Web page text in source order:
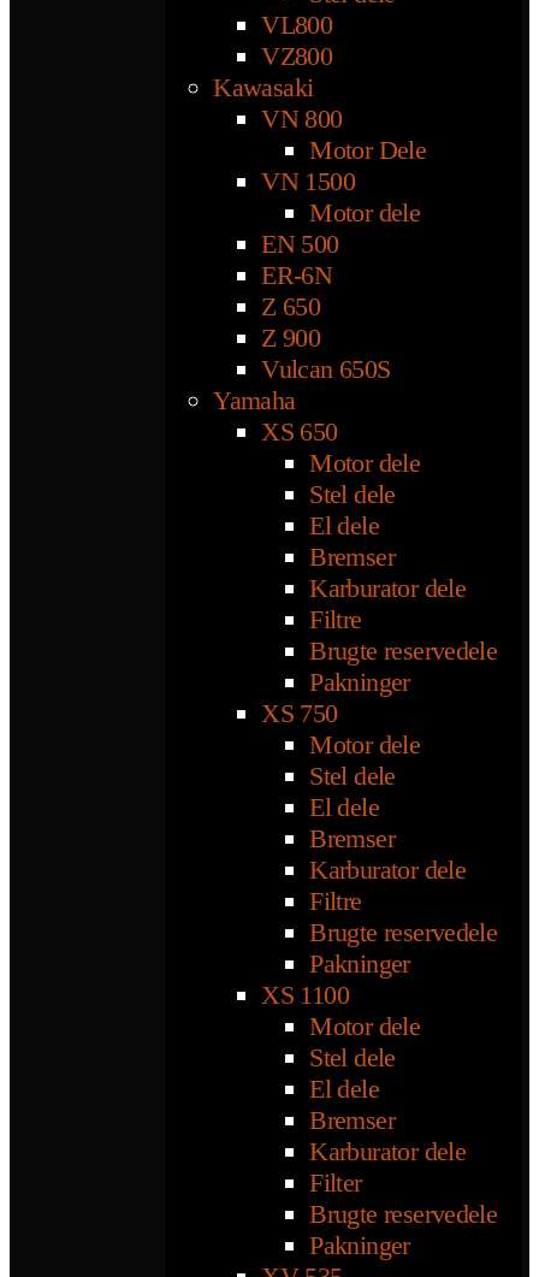
VL800
VZ800
Kawasaki
VN 800
Motor Dele
VN 1500
Motor dele
EN 500
ER-6N
Z 650
Z 900
Vulcan 650S
Yamaha
XS 650
Motor dele
Stel dele
El dele
Bremser
Karburator dele
Filtre
Brugte reservedele
Pakninger
XS 750
Motor dele
Stel dele
El dele
Bremser
Karburator dele
Filtre
Brugte reservedele
Pakninger
XS 1100
Motor dele
Stel dele
El dele
Bremser
Karburator dele
Filter
Brugte reservedele
Pakninger